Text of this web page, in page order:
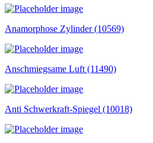
Anamorphose Zylinder (10569)
Anschmiegsame Luft (11490)
Anti Schwerkraft-Spiegel (10018)